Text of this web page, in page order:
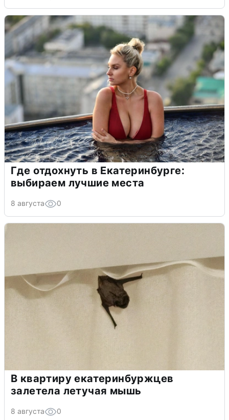
Где отдохнуть в Екатеринбурге:
выбираем лучшие места
8 августа 0
В квартиру екатеринбуржцев
залетела летучая мышь
8 августа 0